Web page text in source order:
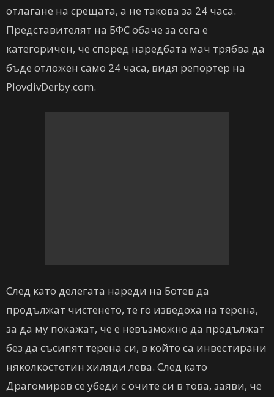
отлагане на срещата, а не такова за 24 часа.
Представителят на БФС обаче за сега е
категоричен, че според наредбата мач трябва да
бъде отложен само 24 часа, видя репортер на
PlovdivDerby.com.
След като делегата нареди на Ботев да
продължат чистенето, те го изведоха на терена,
за да му покажат, че е невъзможно да продължат
без да съсипят терена си, в който са инвестирани
няколкостотин хиляди лева. След като
Драгомиров се убеди с очите си в това, заяви, че